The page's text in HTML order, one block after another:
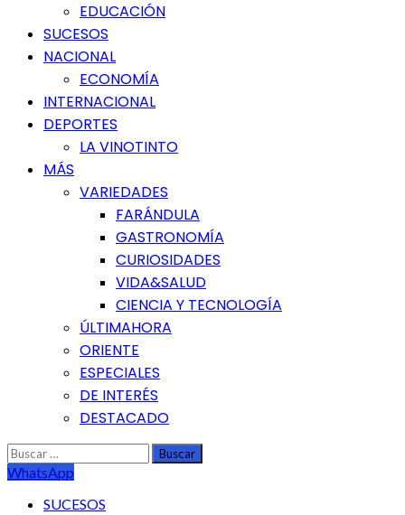
EDUCACIÓN
SUCESOS
NACIONAL
ECONOMÍA
INTERNACIONAL
DEPORTES
LA VINOTINTO
MÁS
VARIEDADES
FARÁNDULA
GASTRONOMÍA
CURIOSIDADES
VIDA&SALUD
CIENCIA Y TECNOLOGÍA
ÚLTIMAHORA
ORIENTE
ESPECIALES
DE INTERÉS
DESTACADO
Buscar:
WhatsApp
SUCESOS